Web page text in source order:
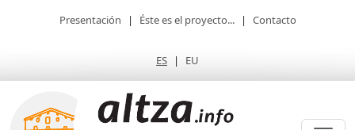
Presentación | Éste es el proyecto... | Contacto
ES | EU